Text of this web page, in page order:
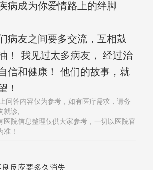
病成为你爱情路上的绊脚
病友之间要多交流，互相鼓
！ 我见过太多病友， 经过治
信和健康！ 他们的故事，就
！
问答内容仅为参考，如有医疗需求，请务
就诊,
医院信息整理仅供大家参考，一切以医院官
准！
反应要多久消失